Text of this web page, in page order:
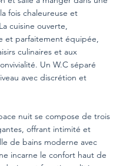
fois chaleureuse et
cuisine ouverte,
et parfaitement équipée,
culinaires et aux
Un W.C séparé
avec discrétion et
nuit se compose de trois
offrant intimité et
de bains moderne avec
incarne le confort haut de